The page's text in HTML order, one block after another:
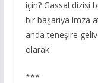
için? Gassal dizisi
bir başarıya imza
anda teneşire
olarak.
***